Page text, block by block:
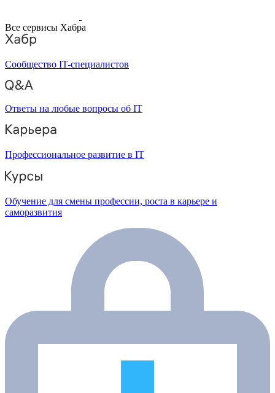
Все сервисы Хабра
Сообщество IT-специалистов
Ответы на любые вопросы об IT
Профессиональное развитие в IT
Обучение для смены профессии, роста в карьере и
саморазвития